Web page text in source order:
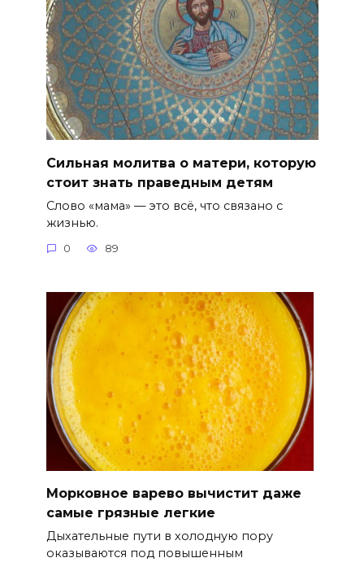
Сильная молитва о матери, которую
стоит знать праведным детям
Слово «мама» — это всё, что связано с
жизнью.
0 89
Морковное варево вычистит даже
самые грязные легкие
Дыхательные пути в холодную пору
оказываются под повышенным